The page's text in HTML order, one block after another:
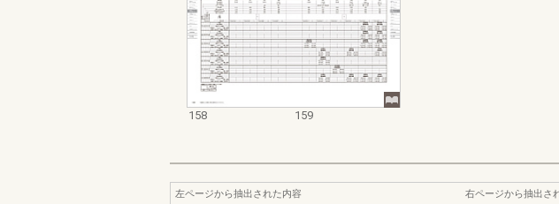
158 159
左ページから抽出された内容
右ページから抽出さ